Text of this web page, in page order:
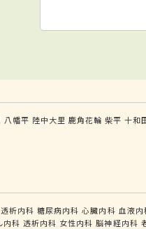
八幡平 陸中大里 鹿角花輪 柴平 十和
析内科 糖尿病内科 心臓内科 血液内
内科 透析内科 女性内科 脳神経内科